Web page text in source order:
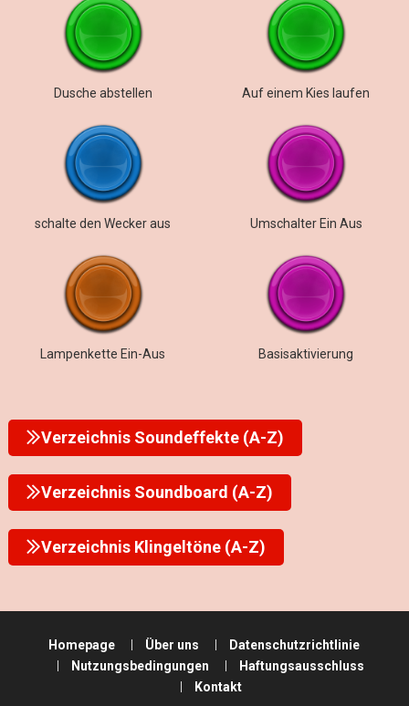
Dusche abstellen Auf einem Kies laufen
schalte den Wecker aus Umschalter Ein Aus
Lampenkette Ein-Aus Basisaktivierung
Verzeichnis Soundeffekte (A-Z)
Verzeichnis Soundboard (A-Z)
Verzeichnis Klingeltöne (A-Z)
Homepage Über uns
Datenschutzrichtlinie
Nutzungsbedingungen
Haftungsausschluss
Kontakt